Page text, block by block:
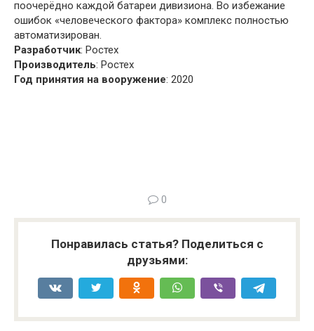
поочерёдно каждой батареи дивизиона. Во избежание
ошибок «человеческого фактора» комплекс полностью
автоматизирован.
Разработчик: Ростех
Производитель: Ростех
Год принятия на вооружение: 2020
0
Понравилась статья? Поделиться с
друзьями: